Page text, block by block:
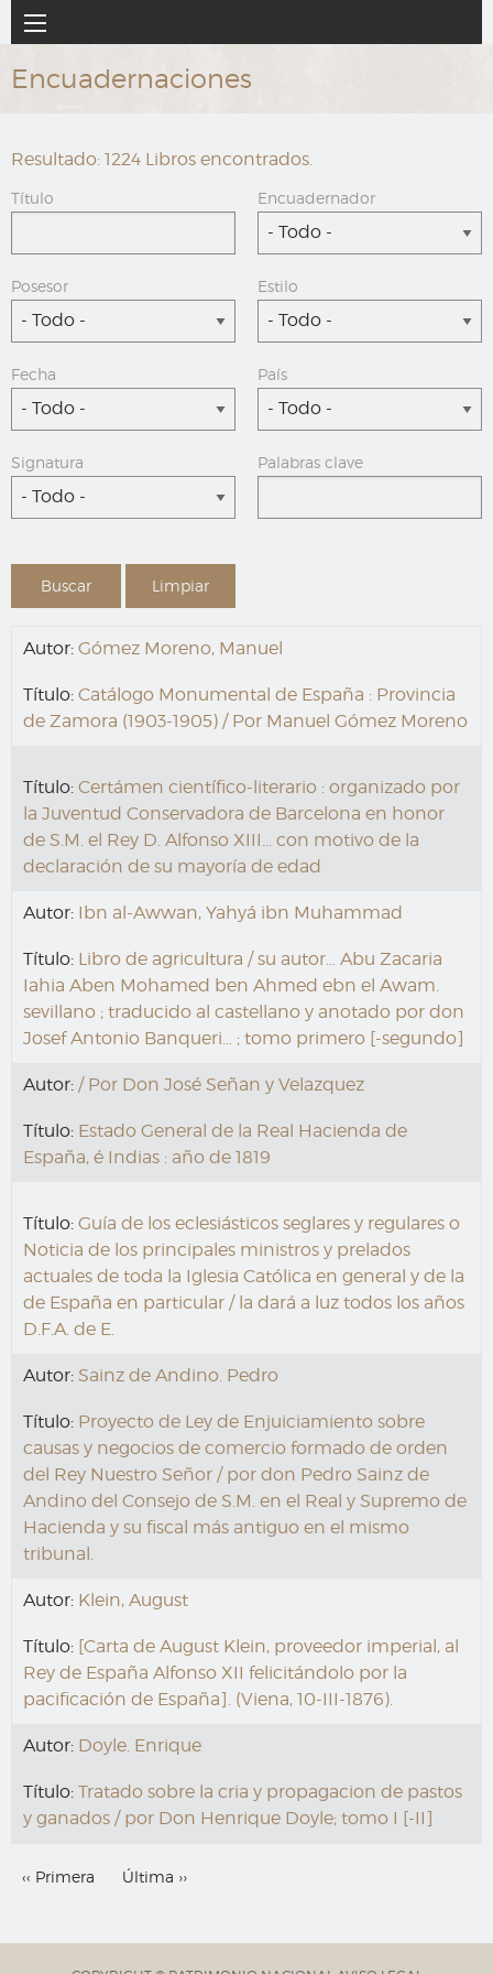
al
contenido
principal
Navegación
principal
Encuadernaciones
Resultado: 1224 Libros encontrados.
Título Encuadernador
- Todo -
Posesor
- Todo -
Estilo
- Todo -
Fecha
- Todo -
País
- Todo -
Signatura
- Todo -
Palabras clave
Autor: Gómez Moreno, Manuel
Título: Catálogo Monumental de España : Provincia
de Zamora (1903-1905) / Por Manuel Gómez Moreno
Título: Certámen científico-literario : organizado por
la Juventud Conservadora de Barcelona en honor
de S.M. el Rey D. Alfonso XIII... con motivo de la
declaración de su mayoría de edad
Autor: Ibn al-Awwan, Yahyá ibn Muhammad
Título: Libro de agricultura / su autor... Abu Zacaria
Iahia Aben Mohamed ben Ahmed ebn el Awam.
sevillano ; traducido al castellano y anotado por don
Josef Antonio Banqueri... ; tomo primero [-segundo]
Autor: / Por Don José Señan y Velazquez
Título: Estado General de la Real Hacienda de
España, é Indias : año de 1819
Título: Guía de los eclesiásticos seglares y regulares o
Noticia de los principales ministros y prelados
actuales de toda la Iglesia Católica en general y de la
de España en particular / la dará a luz todos los años
D.F.A. de E.
Autor: Sainz de Andino. Pedro
Título: Proyecto de Ley de Enjuiciamiento sobre
causas y negocios de comercio formado de orden
del Rey Nuestro Señor / por don Pedro Sainz de
Andino del Consejo de S.M. en el Real y Supremo de
Hacienda y su fiscal más antiguo en el mismo
tribunal.
Autor: Klein, August
Título: [Carta de August Klein, proveedor imperial, al
Rey de España Alfonso XII felicitándolo por la
pacificación de España]. (Viena, 10-III-1876).
Autor: Doyle. Enrique
Título: Tratado sobre la cria y propagacion de pastos
y ganados / por Don Henrique Doyle; tomo I [-II]
Paginación
Primera
‹‹ Primera
Última
Última ››